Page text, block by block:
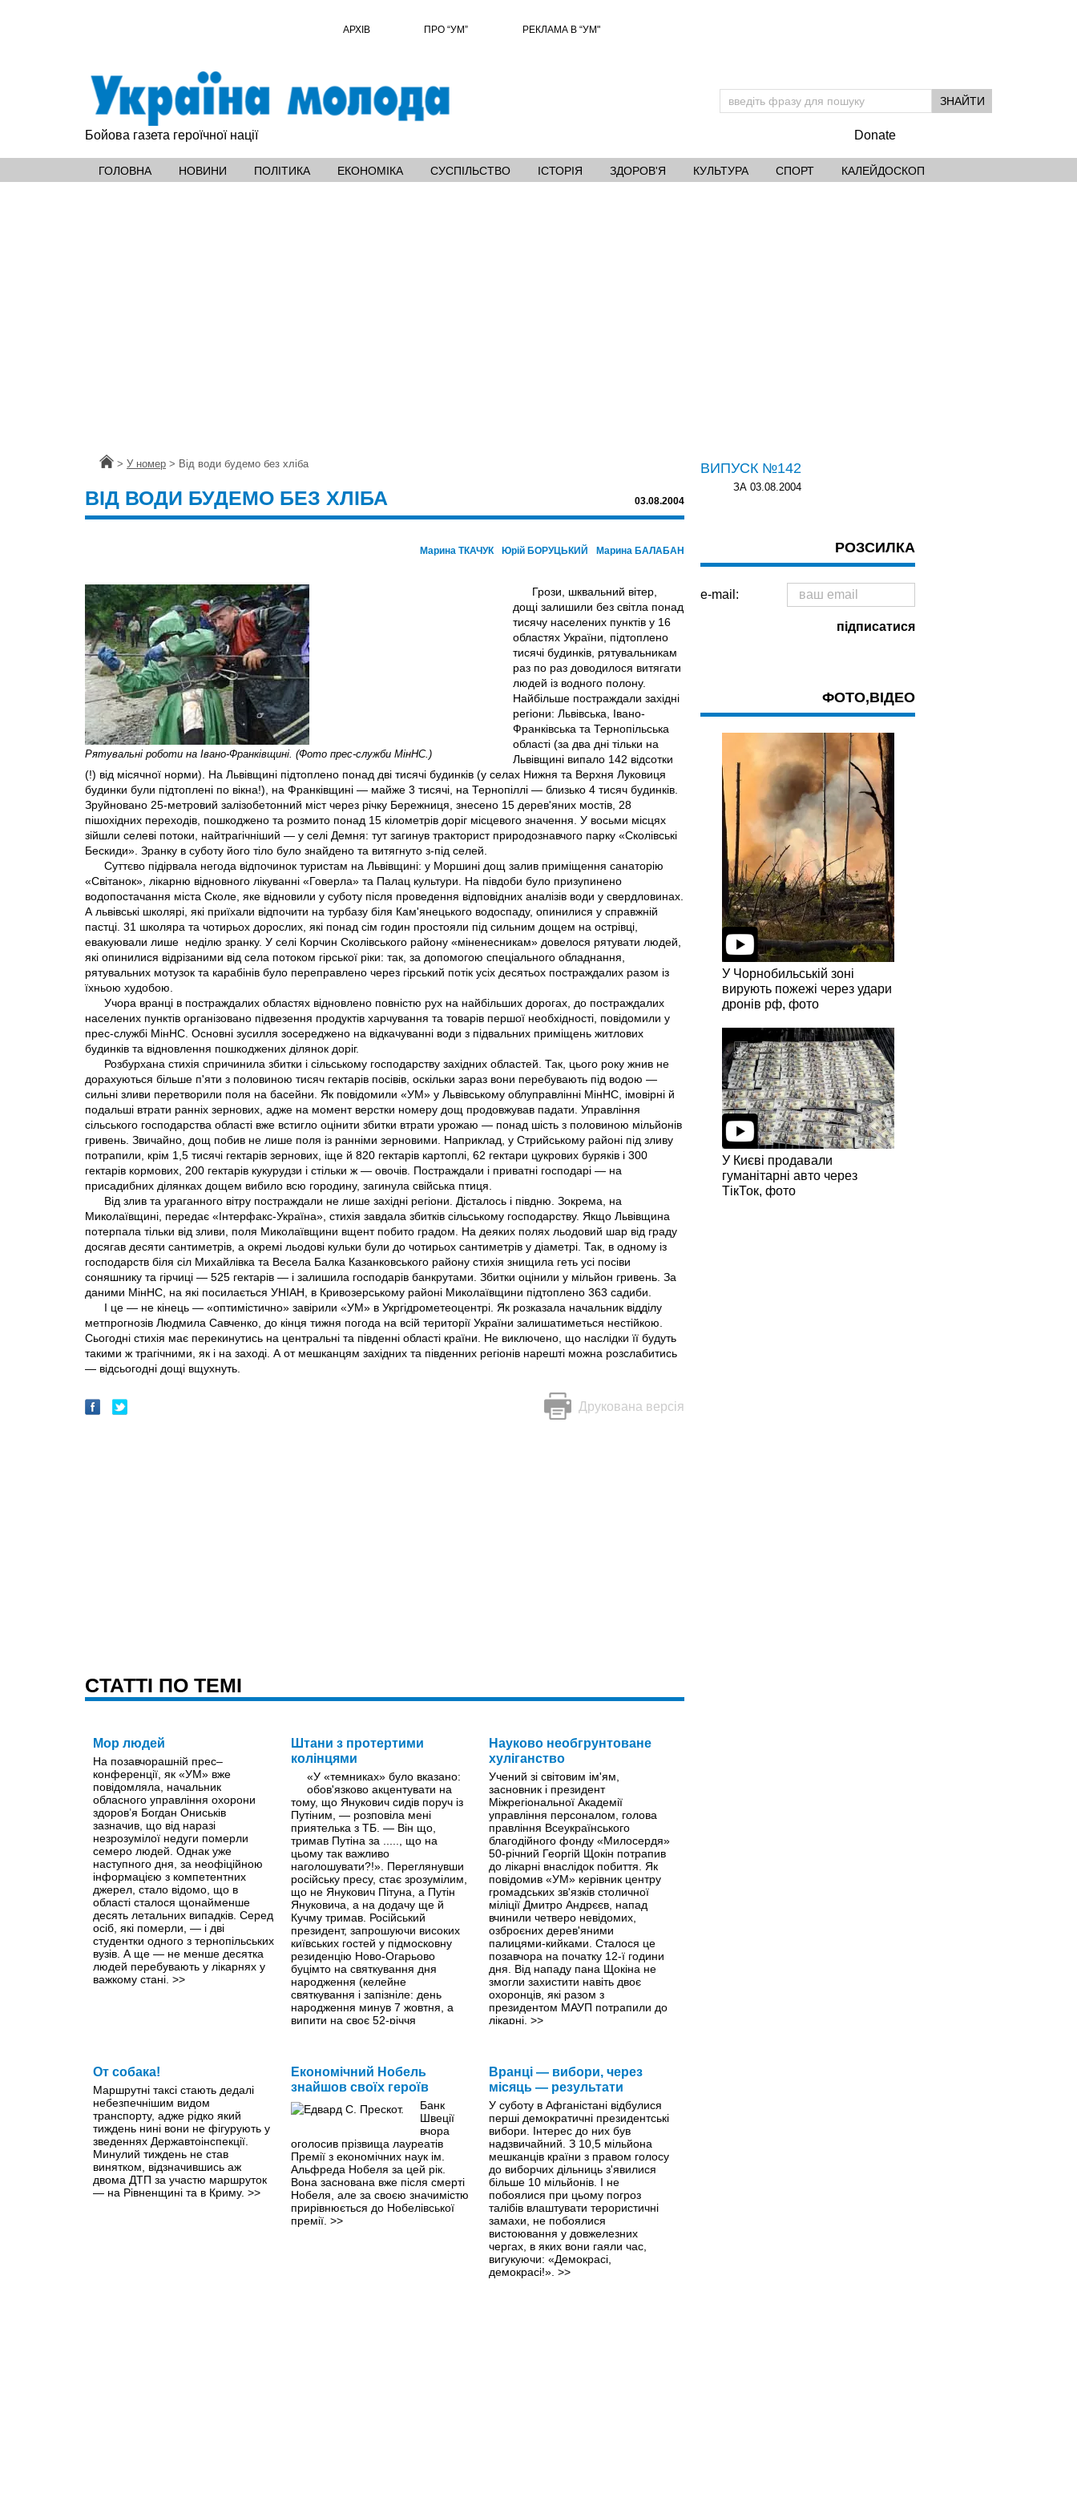
АРХІВ ПРО “УМ” РЕКЛАМА В “УМ"
Бойова газета героїчної нації Donate
ГОЛОВНА НОВИНИ ПОЛІТИКА ЕКОНОМІКА СУСПІЛЬСТВО ІСТОРІЯ ЗДОРОВ'Я КУЛЬТУРА СПОРТ КАЛЕЙДОСКОП
Головна
> У номер > Від води будемо без хліба
ВІД ВОДИ БУДЕМО БЕЗ ХЛІБА 03.08.2004
Марина БАЛАБАН
Юрій БОРУЦЬКИЙ
Марина ТКАЧУК
Рятувальнi роботи на Iвано-Франкiвщинi. (Фото прес-служби МiнНС.)
Грози, шквальний вітер,
дощі залишили без світла понад
тисячу населених пунктів у 16
областях України, підтоплено
тисячі будинків, рятувальникам
раз по раз доводилося витягати
людей із водного полону.
Найбільше постраждали західні
регіони: Львівська, Івано-
Франківська та Тернопільська
області (за два дні тільки на
Львівщині випало 142 відсотки
(!) від місячної норми). На Львівщині підтоплено понад дві тисячі будинків (у селах Нижня та Верхня Луковиця
будинки були підтоплені по вікна!), на Франківщині — майже 3 тисячі, на Тернопіллі — близько 4 тисяч будинків.
Зруйновано 25-метровий залізобетонний міст через річку Бережниця, знесено 15 дерев'яних мостів, 28
пішохідних переходів, пошкоджено та розмито понад 15 кілометрів доріг місцевого значення. У восьми місцях
зійшли селеві потоки, найтрагічніший — у селі Демня: тут загинув тракторист природознавчого парку «Сколівські
Бескиди». Зранку в суботу його тіло було знайдено та витягнуто з-під селей.
Суттєво підірвала негода відпочинок туристам на Львівщині: у Моршині дощ залив приміщення санаторію
«Світанок», лікарню відновного лікуваннi «Говерла» та Палац культури. На півдоби було призупинено
водопостачання міста Сколе, яке відновили у суботу після проведення відповідних аналізів води у свердловинах.
А львівські школярі, які приїхали відпочити на турбазу біля Кам'янецького водоспаду, опинилися у справжній
пастці. 31 школяра та чотирьох дорослих, які понад сім годин простояли під сильним дощем на острівці,
евакуювали лише неділю зранку. У селі Корчин Сколівського району «міненесникам» довелося рятувати людей,
якi опинилися відрізаними від села потоком гірської ріки: так, за допомогою спеціального обладнання,
рятувальних мотузок та карабінів було переправлено через гірський потік усіх десятьох постраждалих разом із
їхньою худобою.
Учора вранці в постраждалих областях відновлено повністю рух на найбільших дорогах, до постраждалих
населених пунктів організовано підвезення продуктів харчування та товарів першої необхідності, повідомили у
прес-службі МінНС. Основні зусилля зосереджено на відкачуванні води з підвальних приміщень житлових
будинків та відновлення пошкоджених ділянок доріг.
Розбурхана стихія спричинила збитки і сільському господарству західних областей. Так, цього року жнив не
дорахуються більше п'яти з половиною тисяч гектарів посівів, оскільки зараз вони перебувають під водою —
сильні зливи перетворили поля на басейни. Як повідомили «УМ» у Львiвському облуправлiннi МiнНС, імовірні й
подальші втрати ранніх зернових, адже на момент верстки номеру дощ продовжував падати. Управління
сільського господарства області вже встигло оцінити збитки втрати урожаю — понад шість з половиною мільйонів
гривень. Звичайно, дощ побив не лише поля із ранніми зерновими. Наприклад, у Стрийському районі під зливу
потрапили, крім 1,5 тисячі гектарів зернових, іще й 820 гектарів картоплі, 62 гектари цукрових буряків і 300
гектарів кормових, 200 гектарів кукурудзи і стільки ж — овочів. Постраждали і приватні господарі — на
присадибних ділянках дощем вибило всю городину, загинула свійська птиця.
Від злив та ураганного вітру постраждали не лише західні регіони. Дісталось і півдню. Зокрема, на
Миколаївщині, передає «Інтерфакс-Україна», стихія завдала збиткiв сільському господарству. Якщо Львівщина
потерпала тільки від зливи, поля Миколаївщини вщент побито градом. На деяких полях льодовий шар від граду
досягав десяти сантиметрів, а окремі льодові кульки були до чотирьох сантиметрів у діаметрі. Так, в одному із
господарств біля сіл Михайлівка та Весела Балка Казанковського району стихія знищила геть усі посіви
соняшнику та гірчиці — 525 гектарів — і залишила господарів банкрутами. Збитки оцінили у мільйон гривень. За
даними МінНС, на які посилається УНІАН, в Кривозерському районі Миколаївщини підтоплено 363 садиби.
І це — не кінець — «оптимістично» завірили «УМ» в Укргідрометеоцентрі. Як розказала начальник відділу
метпрогнозів Людмила Савченко, до кінця тижня погода на всій території України залишатиметься нестійкою.
Сьогодні стихія має перекинутись на центральні та південні області країни. Не виключено, що наслідки її будуть
такими ж трагічними, як і на заході. А от мешканцям західних та південних регіонів нарешті можна розслабитись
— відсьогодні дощі вщухнуть.
Друкована версія
CТАТТІ ПО ТЕМІ
Мор людей
На позавчорашній прес–
конференції, як «УМ» вже
повідомляла, начальник
обласного управління охорони
здоров’я Богдан Ониськів
зазначив, що від наразі
незрозумілої недуги померли
семеро людей. Однак уже
наступного дня, за неофіційною
інформацією з компетентних
джерел, стало відомо, що в
області сталося щонайменше
десять летальних випадків. Серед
осіб, які померли, — і дві
студентки одного з тернопільських
вузів. А ще — не менше десятка
людей перебувають у лікарнях у
важкому стані. >>
Штани з протертими
колінцями
«У «темниках» було вказано:
обов'язково акцентувати на
тому, що Янукович сидів поруч iз
Путіним, — розповіла мені
приятелька з ТБ. — Він що,
тримав Путіна за ....., що на
цьому так важливо
наголошувати?!». Переглянувши
російську пресу, стає зрозумілим,
що не Янукович Пітуна, а Путін
Януковича, а на додачу ще й
Кучму тримав. Російський
президент, запрошуючи високих
київських гостей у підмосковну
резиденцію Ново-Огарьово
буцімто на святкування дня
народження (келейне
святкування і запізніле: день
народження минув 7 жовтня, а
випити на своє 52-річчя
заявить про підтримку Москвою
спадкоємності влади в Україні. Він
не вельми симпатизує Януковичу,
але за «підписки» Леоніда
Даниловича той став єдиною
наразі силою в Україні, яка робить
Путіну те, що жінки роблять
чоловікам, і задоволений Путін, за
відсутності альтернативи і
наполегливості люблячих киян,
згодився. Ось як описує
«новоогарьовський процес»
російська газета «Коммерсантъ»,
Науково необгрунтоване
хуліганство
Учений зі світовим ім'ям,
засновник і президент
Міжрегіональної Академії
управління персоналом, голова
правління Всеукраїнського
благодійного фонду «Милосердя»
50-річний Георгій Щокін потрапив
до лікарні внаслідок побиття. Як
повідомив «УМ» керівник центру
громадських зв'язків столичної
міліції Дмитро Андрєєв, напад
вчинили четверо невідомих,
озброєних дерев'яними
палицями-кийками. Сталося це
позавчора на початку 12-ї години
дня. Від нападу пана Щокіна не
змогли захистити навіть двоє
охоронців, які разом з
президентом МАУП потрапили до
лікарні. >>
От собака!
Маршрутні таксі стають дедалі
небезпечнішим видом
транспорту, адже рідко який
тиждень нині вони не фігурують у
зведеннях Державтоінспекції.
Минулий тиждень не став
винятком, відзначившись аж
двома ДТП за участю маршруток
— на Рівненщині та в Криму. >>
Економічний Нобель
знайшов своїх героїв
Банк
Швеції
вчора
оголосив прізвища лауреатів
Премії з економічних наук ім.
Альфреда Нобеля за цей рік.
Вона заснована вже після смерті
Нобеля, але за своєю значимістю
прирівнюється до Нобелівської
премії. >>
Вранці — вибори, через
місяць — результати
У суботу в Афганістані відбулися
перші демократичні президентські
вибори. Інтерес до них був
надзвичайний. З 10,5 мільйона
мешканців країни з правом голосу
до виборчих дільниць з'явилися
більше 10 мільйонів. І не
побоялися при цьому погроз
талібів влаштувати терористичні
замахи, не побоялися
вистоювання у довжелезних
чергах, в яких вони гаяли час,
вигукуючи: «Демокрасі,
демокрасі!». >>
ВИПУСК №142
ЗА 03.08.2004
РОЗСИЛКА
e-mail:
ФОТО,ВІДЕО
У Чорнобильській зоні
вирують пожежі через удари
дронів рф, фото
У Києві продавали
гуманітарні авто через
ТікТок, фото